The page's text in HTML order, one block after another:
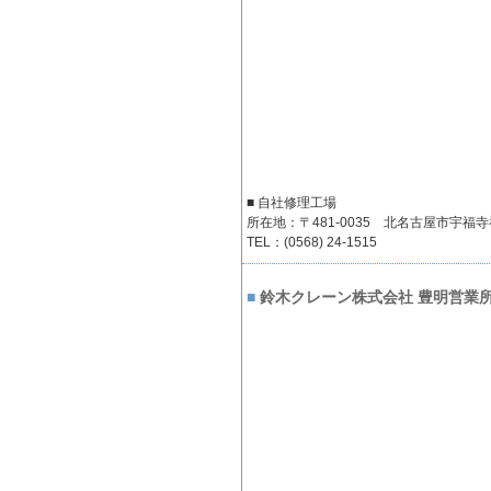
■ 自社修理工場
所在地：〒481-0035 北名古屋市宇福寺
TEL：(0568) 24-1515
■ 鈴木クレーン株式会社 豊明営業